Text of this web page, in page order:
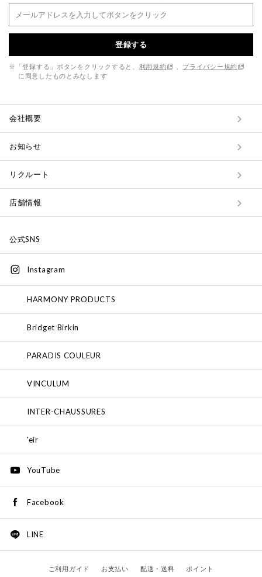
登録する
※「登録する」ボタンをクリックすると、 利用規約
プライバシー規約
に同意したものとみなします
会社概要
お知らせ
リクルート
店舗情報
公式SNS
Instagram
HARMONY PRODUCTS
Bridget Birkin
PARADIS COULEUR
VINCULUM
INTER-CHAUSSURES
'eir
YouTube
Facebook
LINE
ご利用ガイド お支払い 配送・送料 ポイント